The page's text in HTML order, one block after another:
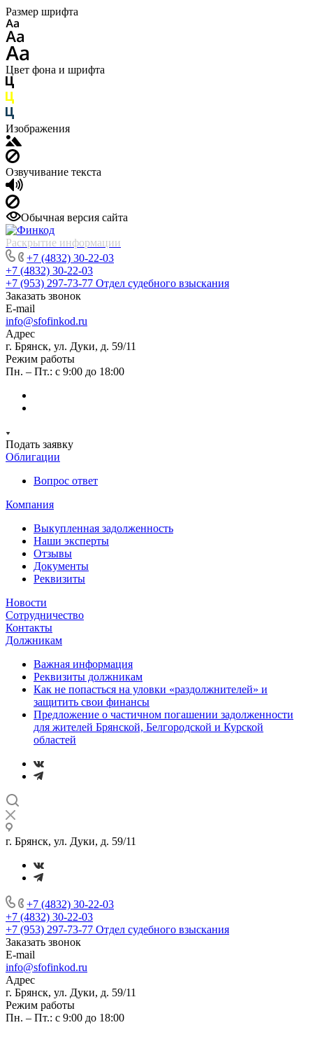
Размер шрифта
Цвет фона и шрифта
Изображения
Озвучивание текста
Обычная версия сайта
Раскрытие информации
+7 (4832) 30-22-03
+7 (4832) 30-22-03
+7 (953) 297-73-77 Отдел судебного взыскания
Заказать звонок
E-mail
info@sfofinkod.ru
Адрес
г. Брянск, ул. Дуки, д. 59/11
Режим работы
Пн. – Пт.: с 9:00 до 18:00
Подать заявку
Облигации
Вопрос ответ
Компания
Выкупленная задолженность
Наши эксперты
Отзывы
Документы
Реквизиты
Новости
Сотрудничество
Контакты
Должникам
Важная информация
Реквизиты должникам
Как не попасться на уловки «раздолжнителей» и
защитить свои финансы
Предложение о частичном погашении задолженности
для жителей Брянской, Белгородской и Курской
областей
г. Брянск, ул. Дуки, д. 59/11
+7 (4832) 30-22-03
+7 (4832) 30-22-03
+7 (953) 297-73-77 Отдел судебного взыскания
Заказать звонок
E-mail
info@sfofinkod.ru
Адрес
г. Брянск, ул. Дуки, д. 59/11
Режим работы
Пн. – Пт.: с 9:00 до 18:00